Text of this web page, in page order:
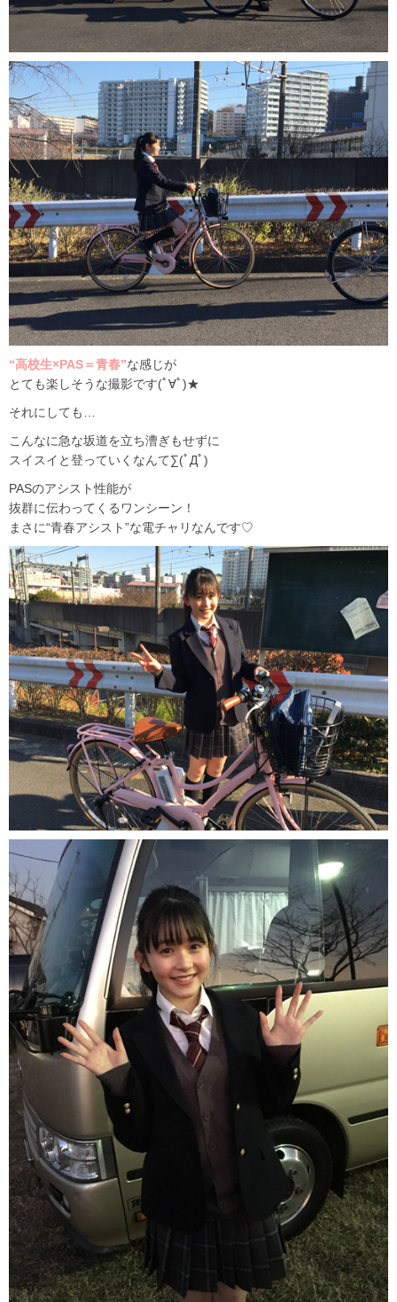
“高校生×PAS＝青春”な感じが
とても楽しそうな撮影です(ﾟ∀ﾟ)★
それにしても…
こんなに急な坂道を立ち漕ぎもせずに
スイスイと登っていくなんて∑(ﾟДﾟ)
PASのアシスト性能が
抜群に伝わってくるワンシーン！
まさに“青春アシスト”な電チャリなんです♡